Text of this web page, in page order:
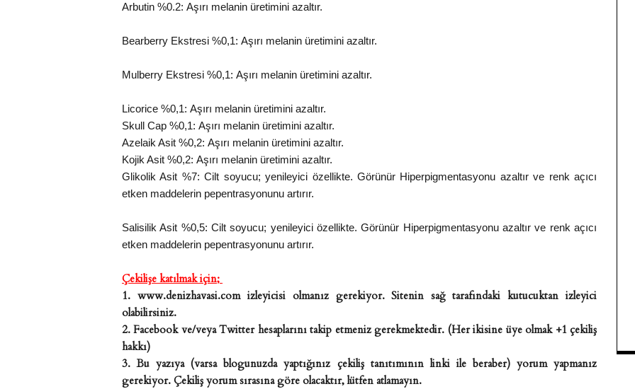
Arbutin %0.2: Aşırı melanin üretimini azaltır.
Bearberry Ekstresi %0,1: Aşırı melanin üretimini azaltır.
Mulberry Ekstresi %0,1: Aşırı melanin üretimini azaltır.
Licorice %0,1: Aşırı melanin üretimini azaltır.
Skull Cap %0,1: Aşırı melanin üretimini azaltır.
Azelaik Asit %0,2: Aşırı melanin üretimini azaltır.
Kojik Asit %0,2: Aşırı melanin üretimini azaltır.
Glikolik Asit %7: Cilt soyucu; yenileyici özellikte. Görünür Hiperpigmentasyonu azaltır ve renk açıcı
etken maddelerin pepentrasyonunu artırır.
Salisilik Asit %0,5: Cilt soyucu; yenileyici özellikte. Görünür Hiperpigmentasyonu azaltır ve renk açıcı
etken maddelerin pepentrasyonunu artırır.
Çekilişe katılmak için;
1. www.denizhavasi.com izleyicisi olmanız gerekiyor. Sitenin sağ tarafındaki kutucuktan izleyici
olabilirsiniz.
2. Facebook ve/veya Twitter hesaplarını takip etmeniz gerekmektedir. (Her ikisine üye olmak +1 çekiliş
hakkı)
3. Bu yazıya (varsa blogunuzda yaptığınız çekiliş tanıtımının linki ile beraber) yorum yapmanız
gerekiyor. Çekiliş yorum sırasına göre olacaktır, lütfen atlamayın.